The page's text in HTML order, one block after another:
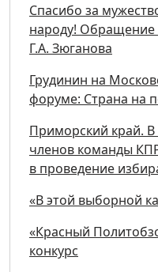
Спасибо за
народу!
Г.А. Зюганова
Грудинин на
форуме: Страна на
Приморский край. В
членов команды
в проведение
«В этой выборной
«Красный
конкурс